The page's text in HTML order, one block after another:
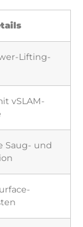
Lifting-
vSLAM-
Saug- und